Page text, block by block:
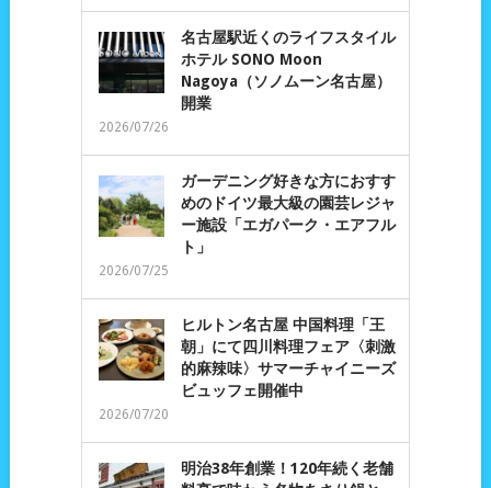
名古屋駅近くのライフスタイル
ホテル SONO Moon
Nagoya（ソノムーン名古屋）
開業
2026/07/26
ガーデニング好きな方におすす
めのドイツ最大級の園芸レジャ
ー施設「エガパーク・エアフル
ト」
2026/07/25
ヒルトン名古屋 中国料理「王
朝」にて四川料理フェア〈刺激
的麻辣味〉サマーチャイニーズ
ビュッフェ開催中
2026/07/20
明治38年創業！120年続く老舗